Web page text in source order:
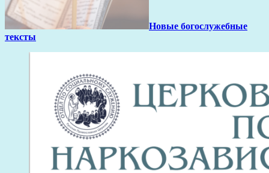
Новые богослужебные
тексты